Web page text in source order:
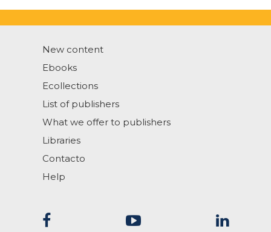
New content
Ebooks
Ecollections
List of publishers
What we offer to publishers
Libraries
Contacto
Help